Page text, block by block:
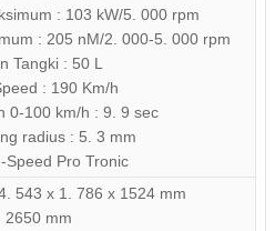
: 103 kW/5. 000 rpm
: 205 nM/2. 000-5. 000 rpm
Tangki : 50 L
: 190 Km/h
0-100 km/h : 9. 9 sec
radius : 5. 3 mm
Speed Pro Tronic
543 x 1. 786 x 1524 mm
2650 mm